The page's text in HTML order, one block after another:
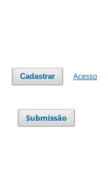
Cadastrar Acesso
Submissão